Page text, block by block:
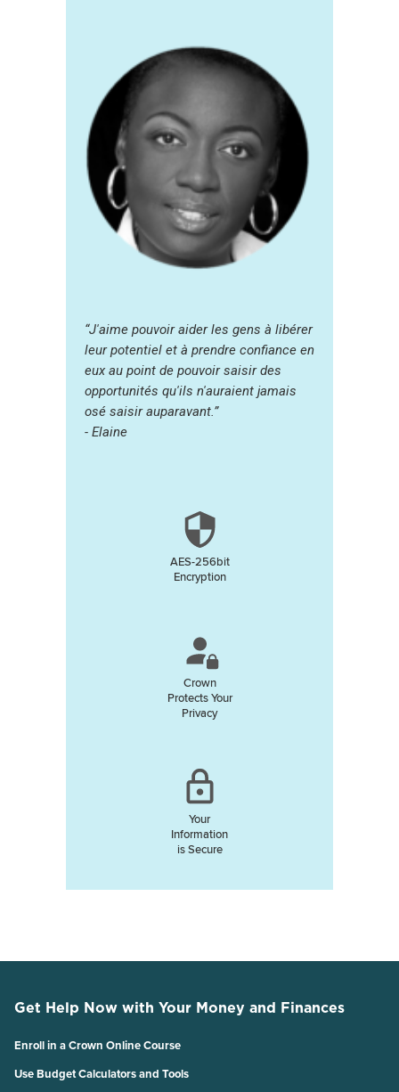
“J'aime pouvoir aider les gens à libérer
leur potentiel et à prendre confiance en
eux au point de pouvoir saisir des
opportunités qu'ils n'auraient jamais
osé saisir auparavant.”
- Elaine
AES-256bit
Encryption
Crown
Protects Your
Privacy
Your
Information
is Secure
Get Help Now with Your Money and Finances
Enroll in a Crown Online Course
Use Budget Calculators and Tools